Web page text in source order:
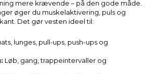
mere krævende – på den gode måde.
øger du muskelaktivering, puls og
Det gør vesten ideel til:
lunges, pull-ups, push-ups og
Løb, gang, trappeintervaller og